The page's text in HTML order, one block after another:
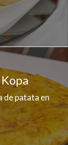
de patata en